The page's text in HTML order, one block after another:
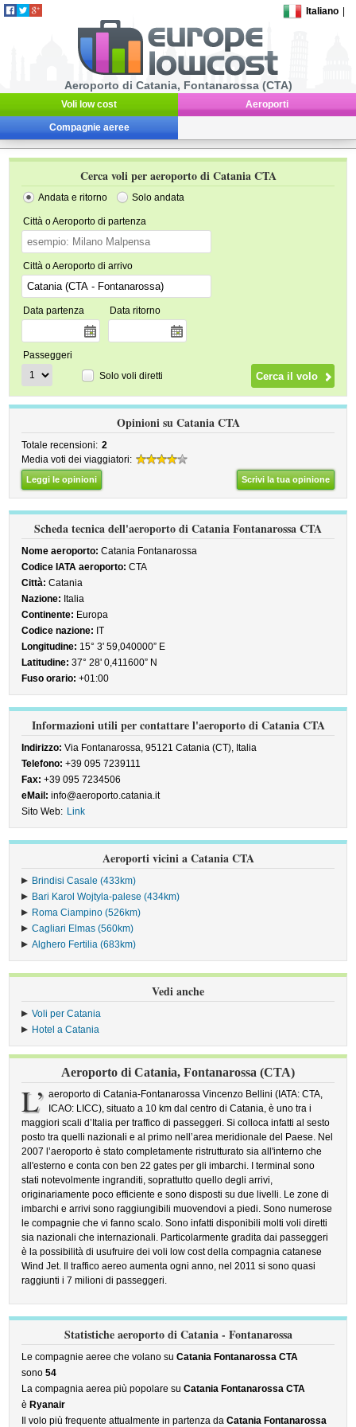
Italiano
Aeroporto di Catania, Fontanarossa (CTA)
Voli low cost Aeroporti
Compagnie aeree
Cerca voli per aeroporto di Catania CTA
Andata e ritorno Solo andata
Città o Aeroporto di partenza
Città o Aeroporto di arrivo
Data partenza Data ritorno
Passeggeri
Solo voli diretti
Opinioni su Catania CTA
Totale recensioni: 2
Media voti dei viaggiatori:
Leggi le opinioni Scrivi la tua opinione
Scheda tecnica dell'aeroporto di Catania Fontanarossa CTA
Nome aeroporto: Catania Fontanarossa
Codice IATA aeroporto: CTA
Città: Catania
Nazione: Italia
Continente: Europa
Codice nazione: IT
Longitudine: 15° 3' 59,040000” E
Latitudine: 37° 28' 0,411600” N
Fuso orario: +01:00
Informazioni utili per contattare l'aeroporto di Catania CTA
Indirizzo: Via Fontanarossa, 95121 Catania (CT), Italia
Telefono: +39 095 7239111
Fax: +39 095 7234506
eMail: info@aeroporto.catania.it
Sito Web: Link
Aeroporti vicini a Catania CTA
Brindisi Casale (433km)
Bari Karol Wojtyla-palese (434km)
Roma Ciampino (526km)
Cagliari Elmas (560km)
Alghero Fertilia (683km)
Vedi anche
Voli per Catania
Hotel a Catania
Aeroporto di Catania, Fontanarossa (CTA)
L’ aeroporto di Catania-Fontanarossa Vincenzo Bellini (IATA: CTA,
ICAO: LICC), situato a 10 km dal centro di Catania, è uno tra i
maggiori scali d’Italia per traffico di passeggeri. Si colloca infatti al sesto
posto tra quelli nazionali e al primo nell’area meridionale del Paese. Nel
2007 l’aeroporto è stato completamente ristrutturato sia all'interno che
all'esterno e conta con ben 22 gates per gli imbarchi. I terminal sono
stati notevolmente ingranditi, soprattutto quello degli arrivi,
originariamente poco efficiente e sono disposti su due livelli. Le zone di
imbarchi e arrivi sono raggiungibili muovendovi a piedi. Sono numerose
le compagnie che vi fanno scalo. Sono infatti disponibili molti voli diretti
sia nazionali che internazionali. Particolarmente gradita dai passeggeri
è la possibilità di usufruire dei voli low cost della compagnia catanese
Wind Jet. Il traffico aereo aumenta ogni anno, nel 2011 si sono quasi
raggiunti i 7 milioni di passeggeri.
Statistiche aeroporto di Catania - Fontanarossa
Le compagnie aeree che volano suCatania Fontanarossa CTA
sono54
La compagnia aerea più popolare suCatania Fontanarossa CTA
è Ryanair
Il volo più frequente attualmente in partenza daCatania Fontanarossa